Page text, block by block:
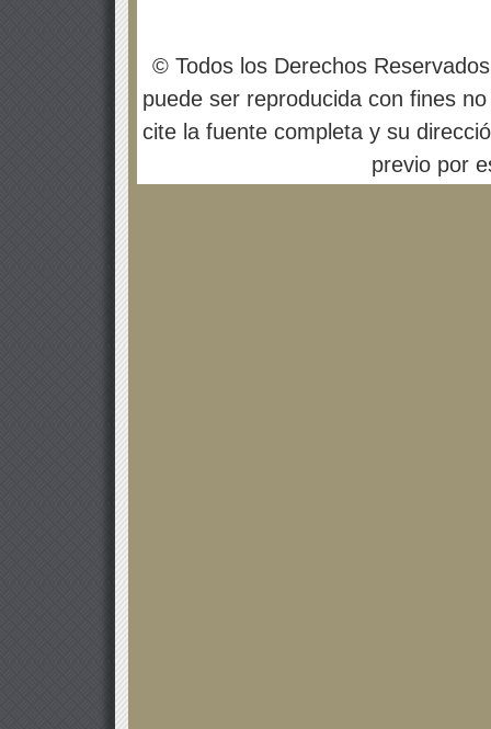
© Todos los Derechos
puede ser reproducida con fines
cite la fuente completa y su
previo por